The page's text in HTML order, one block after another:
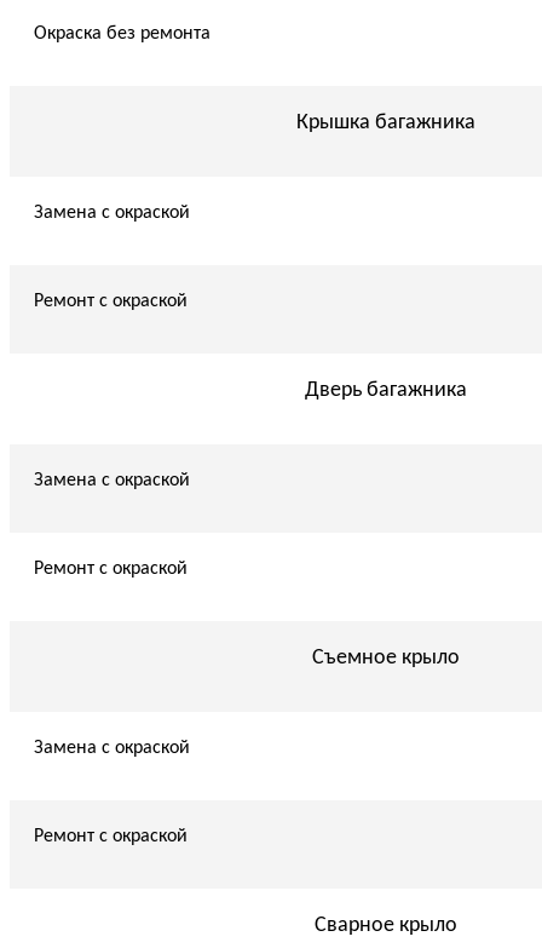
Окраска без ремонта
Крышка багажника
Замена с окраской
Ремонт с окраской
Дверь багажника
Замена с окраской
Ремонт с окраской
Съемное крыло
Замена с окраской
Ремонт с окраской
Сварное крыло